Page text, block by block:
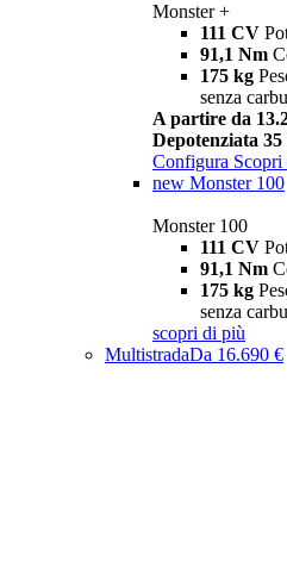
Monster +
111 CV
91,1 Nm
175 kg
senza
A partire da
Depotenziata
Configura
new Monster 100
Monster 100
111 CV
91,1 Nm
175 kg
senza
scopri di più
MultistradaDa 16.690 €